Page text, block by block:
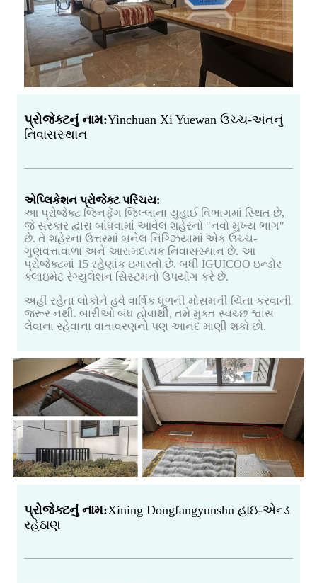
પ્રોજેક્ટનું નામ:Yinchuan Xi Yuewan ઉચ્ચ-અંતનું
નિવાસસ્થાન
એપ્લિકેશન પ્રોજેક્ટ પરિચય:
આ પ્રોજેક્ટ જિનફેંગ જિલ્લાના યુહાઈ વિભાગમાં સ્થિત છે,
જે સરકાર દ્વારા બાંધવામાં આવેલ શહેરનો "નવો મુખ્ય ભાગ"
છે. તે શહેરના ઉત્તરમાં બનેલ નિંગ્ઝિયામાં એક ઉચ્ચ-
ગુણવત્તાવાળા અને આરામદાયક નિવાસસ્થાન છે. આ
પ્રોજેક્ટમાં 15 રહેણાંક ઇમારતો છે. બધી IGUICOO ઇન્ડોર
ક્લાઇમેટ રેગ્યુલેશન સિસ્ટમનો ઉપયોગ કરે છે.
અહીં રહેતા લોકોને હવે વાર્ષિક ધૂળની મોસમની ચિંતા કરવાની
જરૂર નથી. બારીઓ બંધ હોવાથી, તમે મુક્ત સ્વચ્છ શ્વાસ
લેવાના રહેવાના વાતાવરણનો પણ આનંદ માણી શકો છો.
પ્રોજેક્ટનું નામ:Xining Dongfangyunshu હાઇ-એન્ડ
રહેઠાણ